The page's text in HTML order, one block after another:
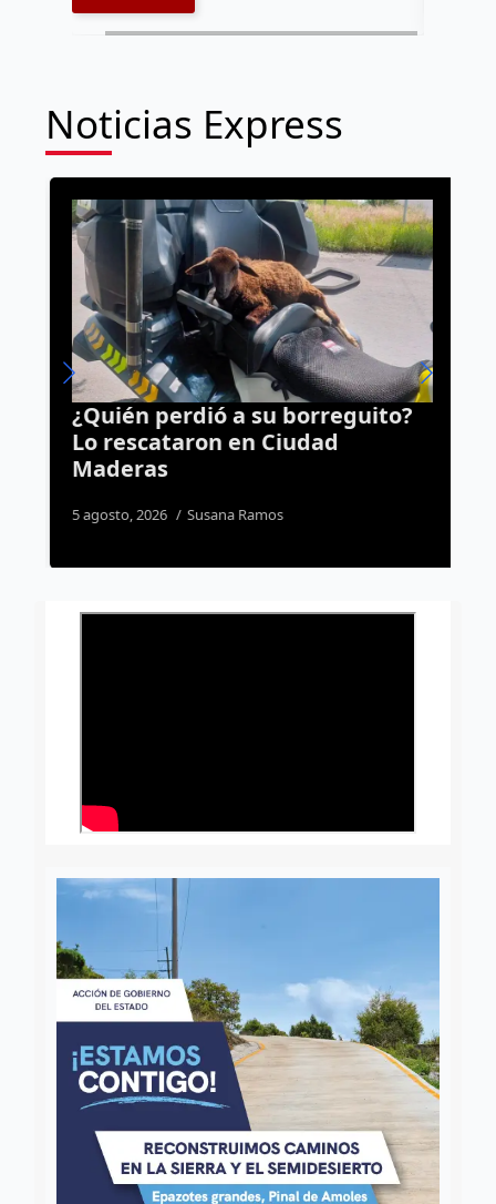
Noticias Express
¿Quién perdió a su borreguito?
Lo rescataron en Ciudad
Maderas
5 agosto, 2026 Susana Ramos